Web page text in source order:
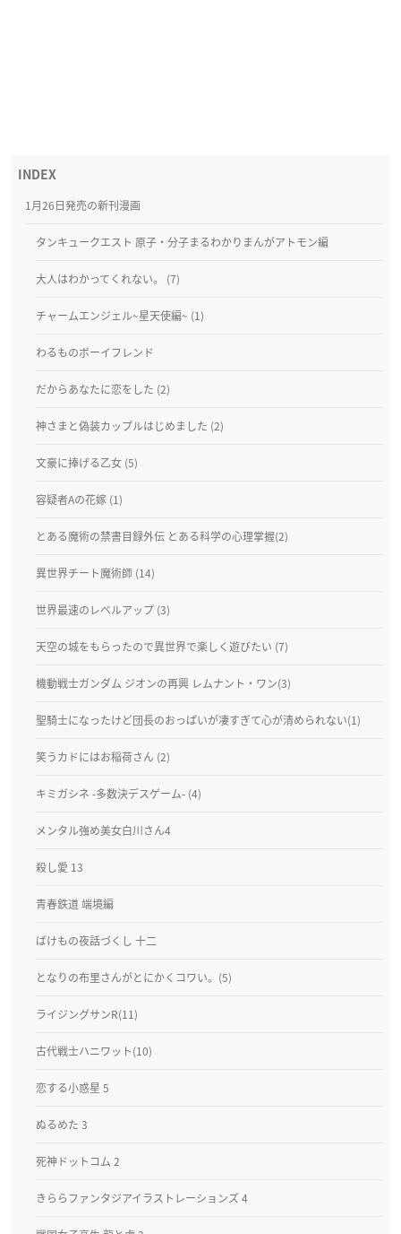
1月26日発売の新刊漫画
タンキュークエスト 原子・分子まるわかりまんがアトモン編
大人はわかってくれない。 (7)
チャームエンジェル~星天使編~ (1)
わるものボーイフレンド
だからあなたに恋をした (2)
神さまと偽装カップルはじめました (2)
文豪に捧げる乙女 (5)
容疑者Aの花嫁 (1)
とある魔術の禁書目録外伝 とある科学の心理掌握(2)
異世界チート魔術師 (14)
世界最速のレベルアップ (3)
天空の城をもらったので異世界で楽しく遊びたい (7)
機動戦士ガンダム ジオンの再興 レムナント・ワン(3)
聖騎士になったけど団長のおっぱいが凄すぎて心が清められない(1)
笑うカドにはお稲荷さん (2)
キミガシネ ‐多数決デスゲーム‐ (4)
メンタル強め美女白川さん4
殺し愛 13
青春鉄道 端境編
ばけもの夜話づくし 十二
となりの布里さんがとにかくコワい。(5)
ライジングサンR(11)
古代戦士ハニワット(10)
恋する小惑星 5
ぬるめた 3
死神ドットコム 2
きららファンタジアイラストレーションズ 4